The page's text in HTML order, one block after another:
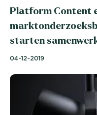
Platform Content
starten
04-12-2019